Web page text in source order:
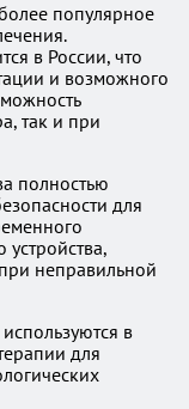
популярное
в России, что
и возможного
так и при
полностью
для
неправильной
в
для